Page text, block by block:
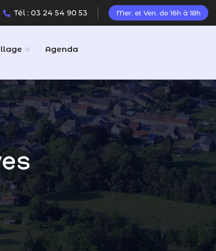
Tél : 03 24 54 90 53 Mer. et Ven. de 16h à 18h
Agenda